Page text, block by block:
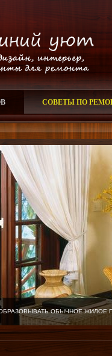
СОВЕТЫ ПО
ОБЫЧНОЕ